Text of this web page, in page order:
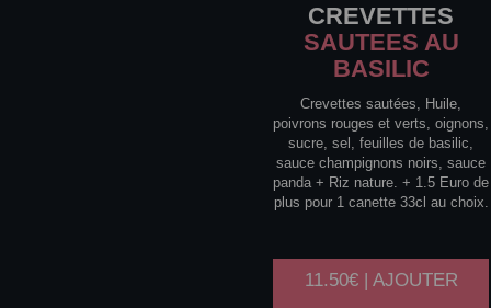
CREVETTES
SAUTEES AU
BASILIC
Crevettes sautées, Huile,
poivrons rouges et verts, oignons,
sucre, sel, feuilles de basilic,
sauce champignons noirs, sauce
panda + Riz nature. + 1.5 Euro de
plus pour 1 canette 33cl au choix.
11.50€ | AJOUTER